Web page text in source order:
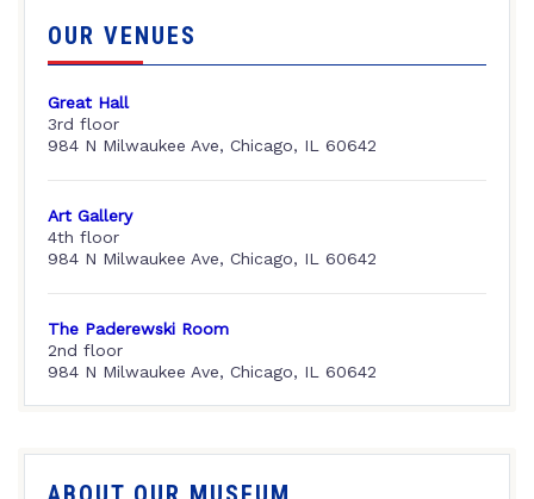
OUR VENUES
Great Hall
3rd floor
984 N Milwaukee Ave, Chicago, IL 60642
Art Gallery
4th floor
984 N Milwaukee Ave, Chicago, IL 60642
The Paderewski Room
2nd floor
984 N Milwaukee Ave, Chicago, IL 60642